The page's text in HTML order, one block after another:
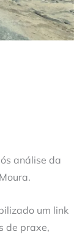
análise da
um link
de praxe,